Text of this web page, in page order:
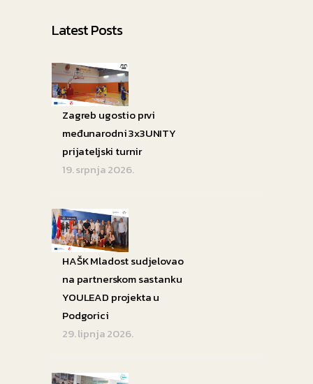
Latest Posts
Zagreb ugostio prvi
međunarodni 3x3UNITY
prijateljski turnir
19. srpnja 2026.
HAŠK Mladost sudjelovao
na partnerskom sastanku
YOULEAD projekta u
Podgorici
29. lipnja 2026.